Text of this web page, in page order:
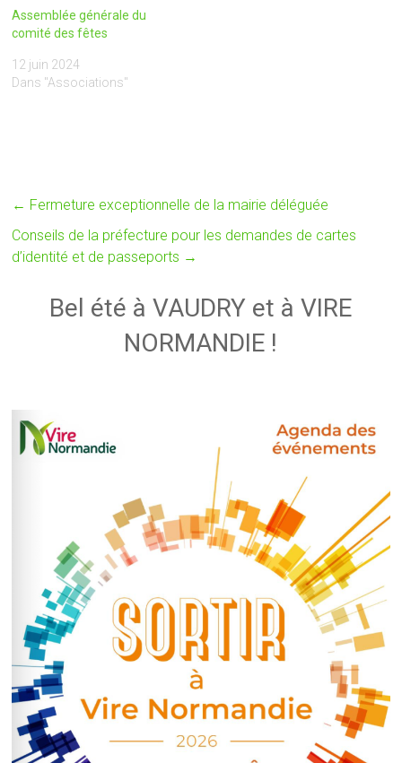
Assemblée générale du
comité des fêtes
12 juin 2024
Dans "Associations"
← Fermeture exceptionnelle de la mairie déléguée
Conseils de la préfecture pour les demandes de cartes
d’identité et de passeports →
Bel été à VAUDRY et à VIRE
NORMANDIE !